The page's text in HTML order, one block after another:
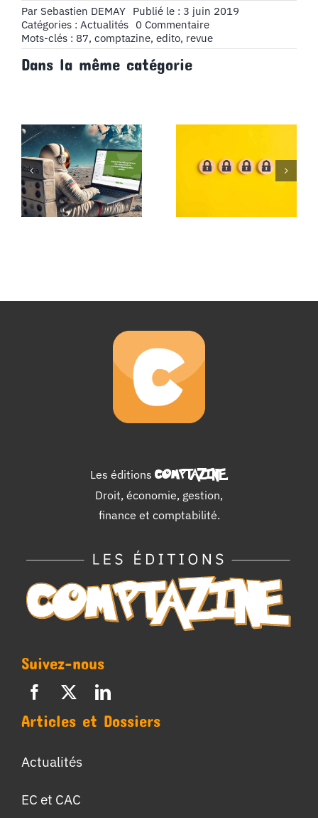
Par Sebastien DEMAY Publié le : 3 juin 2019
Catégories : Actualités 0 Commentaireon
Édito
n°87
Mots-clés : 87, comptazine, edito, revue
Dans la même catégorie
Cours BTS CG
: Votre
plateforme
d’apprentissage
complète
pour le BTS
Comptabilité
et Gestion
protéger ses
Les éditions COMPTAZINE.
Droit, économie, gestion,
finance et comptabilité.
Suivez-nous
Articles et Dossiers
Actualités
EC et CAC